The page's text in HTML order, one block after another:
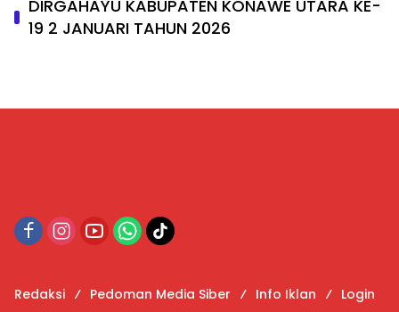
DIRGAHAYU KABUPATEN KONAWE UTARA KE-
19 2 JANUARI TAHUN 2026
Redaksi Pedoman Media Siber Info Iklan
Login